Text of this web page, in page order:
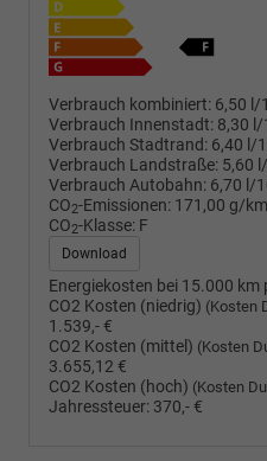
Verbrauch kombiniert: 6,50 l/
Verbrauch Innenstadt: 8,30
Verbrauch Stadtrand: 6,40 l/
Verbrauch Landstraße: 5,60
Verbrauch Autobahn: 6,70 l/
CO2-Emissionen: 171,00 g/km
CO2-Klasse: F
Download
Energiekosten bei 15.000 km
CO2 Kosten (niedrig) (Kosten
1.539,- €
CO2 Kosten (mittel) (Kosten
3.655,12 €
CO2 Kosten (hoch) (Kosten
Jahressteuer: 370,- €